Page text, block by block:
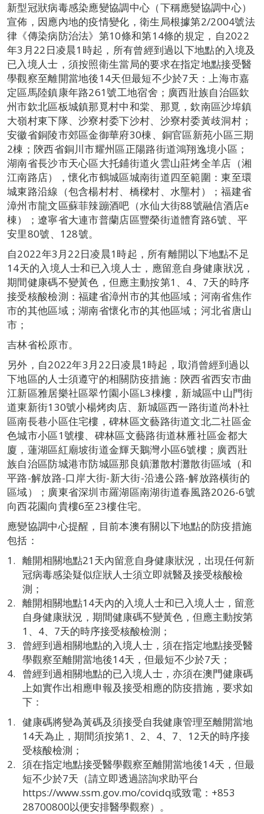
新型冠狀病毒感染應變協調中心（下稱應變協調中心）
宣佈，因應內地的疫情變化，衛生局根據第2/2004號法
律《傳染病防治法》第10條和第14條的規定，自2022
年3月22日凌晨1時起，所有曾經到過以下地點的入境及
已入境人士，須按照衛生當局的要求在指定地點接受醫
學觀察至離開當地後14天但最短不少於7天：上海市嘉
定區馬陸鎮康年路261號工地宿舍；廣西壯族自治區欽
州市欽北區板城鎮那覓村中和棠、那覓，欽南區沙埠鎮
大嶺村東下隊、沙寮村委下沙村、沙寮村委黃歧洞村；
安徽省銅陵市郊區金御華府30棟、銅官區新苑小區三期
2棟；陝西省銅川市耀州區正陽路街道鴻翔逸境小區；
湖南省長沙市天心區大托鋪街道火雲山莊烤全羊店（湘
江南路店），懷化市鶴城區城南街道四至範圍：東至環
城東路沿線（包含楊村村、橋樑村、水壟村）；福建省
漳州市龍文區蘇菲辣蹦酒吧（水仙大街88號融信酒店e
棟）；遼寧省大連市普蘭店區豐榮街道體育路6號、平
安里80號、128號。
自2022年3月22日凌晨1時起，所有離開以下地點不足
14天的入境人士和已入境人士，應留意自身健康狀况，
期間健康碼不變黃色，但應主動按第1、4、7天的時序
接受核酸檢測：福建省漳州市的其他區域；河南省焦作
市的其他區域；湖南省懷化市的其他區域；河北省唐山
市；
吉林省松原市。
另外，自2022年3月22日凌晨1時起，取消曾經到過以
下地區的人士須遵守的相關防疫措施：陝西省西安市曲
江新區雅居樂社區翠竹園小區L3棟樓，新城區中山門街
道東新街130號小楊烤肉店、新城區西一路街道尚朴社
區南長巷小區住宅樓，碑林區文藝路街道文北二社區金
色城市小區1號樓、碑林區文藝路街道林雁社區金都大
廈，蓮湖區紅廟坡街道金輝天鵝灣小區6號樓；廣西壯
族自治區防城港市防城區那良鎮灘散村灘散街區域（和
平路-解放路-口岸大街-新大街-沿邊公路-解放路橫街的
區域）；廣東省深圳市羅湖區南湖街道春風路2026-6號
向西花園向貴樓6至23樓住宅。
應變協調中心提醒，目前本澳有關以下地點的防疫措施
包括：
離開相關地點21天內留意自身健康狀況，出現任何新
冠病毒感染疑似症狀人士須立即就醫及接受核酸檢
測；
離開相關地點14天內的入境人士和已入境人士，留意
自身健康狀況，期間健康碼不變黃色，但應主動按第
1、4、7天的時序接受核酸檢測；
曾經到過相關地點的入境人士，須在指定地點接受醫
學觀察至離開當地後14天，但最短不少於7天；
曾經到過相關地點的已入境人士，亦須在澳門健康碼
上如實作出相應申報及接受相應的防疫措施，要求如
下：
健康碼將變為黃碼及須接受自我健康管理至離開當地
14天為止，期間須按第1、2、4、7、12天的時序接
受核酸檢測；
須在指定地點接受醫學觀察至離開當地後14天，但最
短不少於7天（請立即透過諮詢求助平台
https://www.ssm.gov.mo/covidq或致電：+853
28700800以便安排醫學觀察）。